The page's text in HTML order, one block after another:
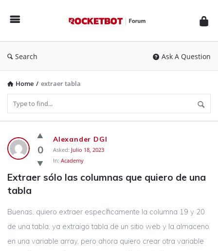
Forum
Search Ask A Question
Home / extraer tabla
Rocketbot
Forum
Latest
Questions
0
Alexander DGI
Asked: Julio 18, 2023
In: Academy
Extraer sólo las columnas que quiero de una
tabla
Buenas, quiero extraer específicamente la columna 19 y 20
de una tabla, ya extraigo tabla de un sitio web y la almaceno
en una variable array, pero ahora quiero crear otra variable